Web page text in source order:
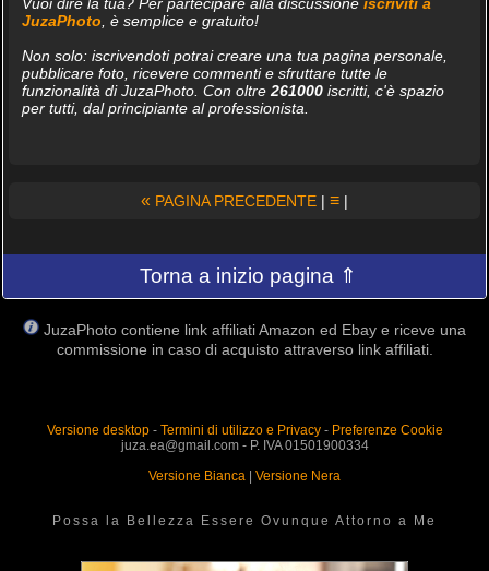
JuzaPhoto , è semplice e gratuito!
Non solo: iscrivendoti potrai creare una tua pagina personale,
pubblicare foto, ricevere commenti e sfruttare tutte le
funzionalità di JuzaPhoto. Con oltre 261000iscritti, c'è spazio
per tutti, dal principiante al professionista.
« PAGINA PRECEDENTE | ≡ |
Torna a inizio pagina ⇑
JuzaPhoto contiene link affiliati Amazon ed Ebay e riceve una
commissione in caso di acquisto attraverso link affiliati.
Versione desktop- Termini di utilizzo e Privacy- Preferenze Cookie
juza.ea@gmail.com - P. IVA 01501900334
Versione Bianca | Versione Nera
Possa la Bellezza Essere Ovunque Attorno a Me